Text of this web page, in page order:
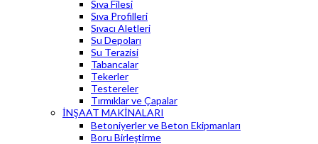
Sıva Filesi
Sıva Profilleri
Sıvacı Aletleri
Su Depoları
Su Terazisi
Tabancalar
Tekerler
Testereler
Tırmıklar ve Çapalar
İNŞAAT MAKİNALARI
Betoniyerler ve Beton Ekipmanları
Boru Birleştirme